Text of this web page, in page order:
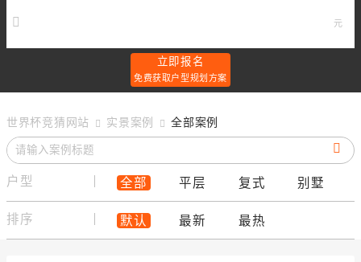
元
立即报名
免费获取户型规划方案
世界杯竞猜网站 实景案例 全部案例
户型 全部 平层 复式 别墅
排序 默认 最新 最热